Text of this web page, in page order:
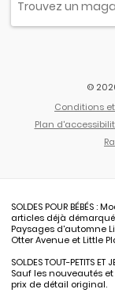
©
Conditions
Plan
SOLDES POUR BÉBÉS
articles déjà
Paysages d'automne
Otter Avenue et Little
SOLDES TOUT-PETITS
Sauf les nouveautés
prix de détail original.